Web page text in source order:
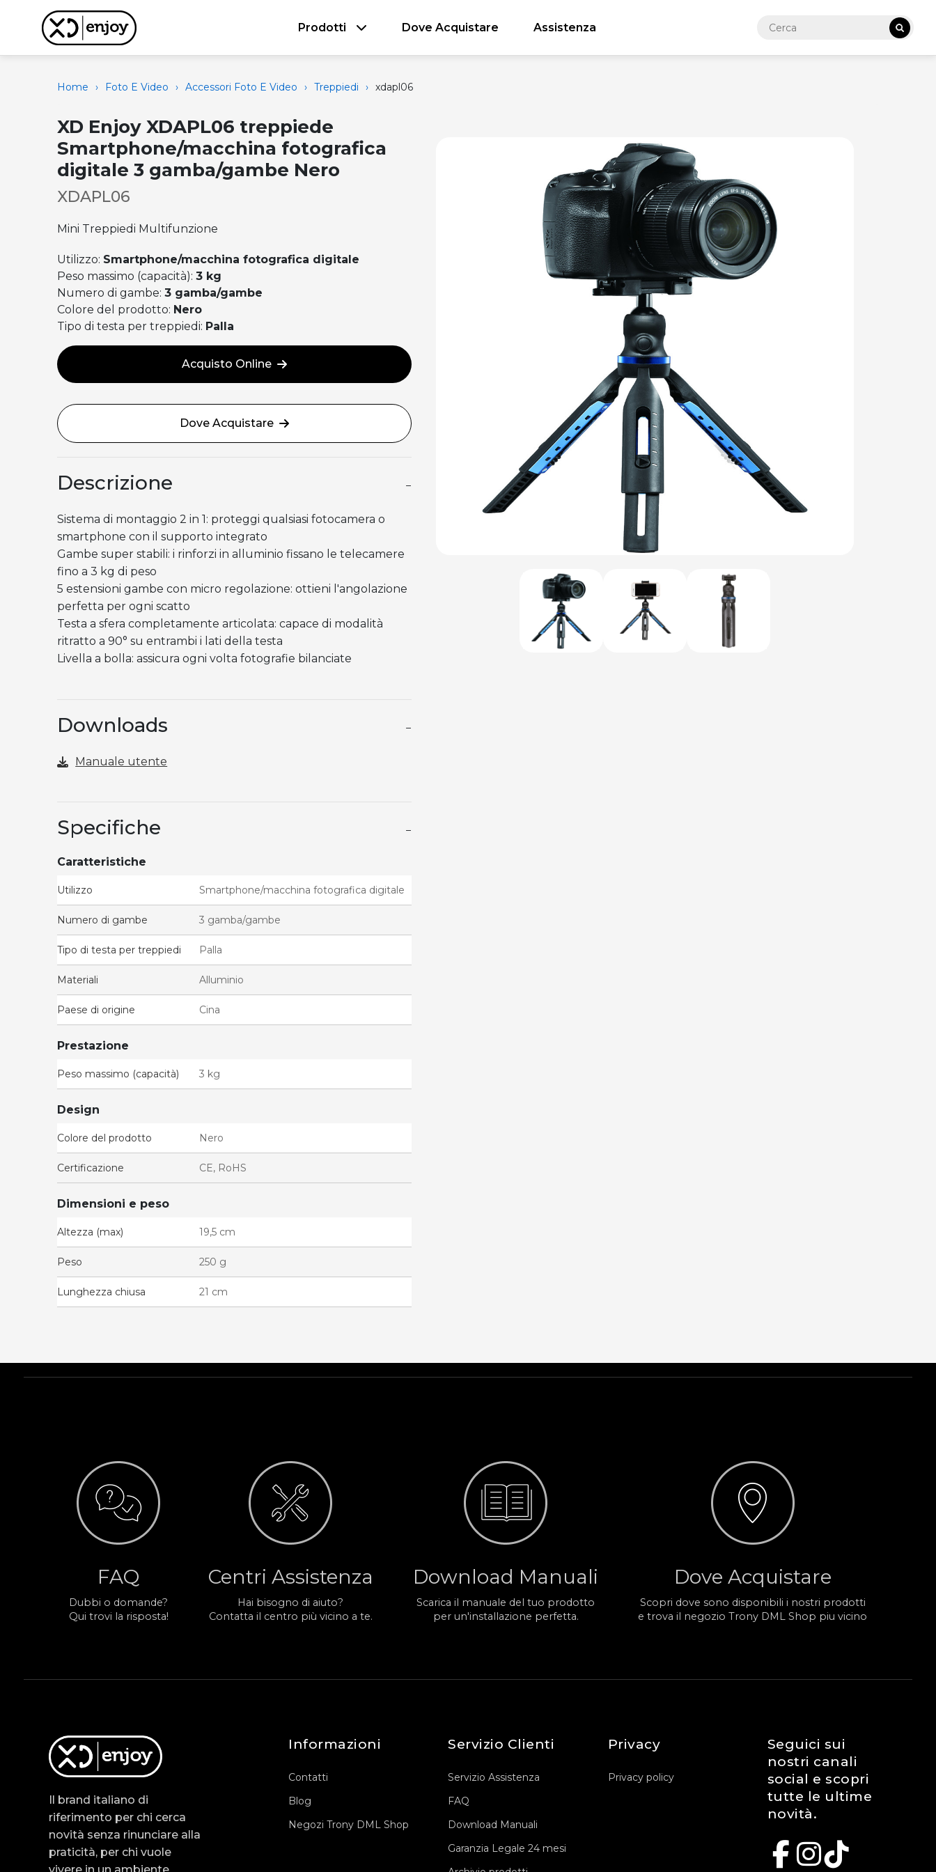
Prodotti Dove Acquistare Assistenza
Home › Foto E Video › Accessori Foto E Video › Treppiedi › xdapl06
XD Enjoy XDAPL06 treppiede
Smartphone/macchina fotografica
digitale 3 gamba/gambe Nero
XDAPL06
Mini Treppiedi Multifunzione
Utilizzo: Smartphone/macchina fotografica digitale
Peso massimo (capacità):3 kg
Numero di gambe:3 gamba/gambe
Colore del prodotto: Nero
Tipo di testa per treppiedi: Palla
Acquisto Online
Dove Acquistare
Descrizione −
Sistema di montaggio 2 in 1: proteggi qualsiasi fotocamera o
smartphone con il supporto integrato
Gambe super stabili: i rinforzi in alluminio fissano le telecamere
fino a 3 kg di peso
5 estensioni gambe con micro regolazione: ottieni l'angolazione
perfetta per ogni scatto
Testa a sfera completamente articolata: capace di modalità
ritratto a 90° su entrambi i lati della testa
Livella a bolla: assicura ogni volta fotografie bilanciate
Downloads −
Manuale utente
Specifiche −
Caratteristiche
Utilizzo Smartphone/macchina fotografica digitale
Numero di gambe 3 gamba/gambe
Tipo di testa per treppiedi Palla
Materiali Alluminio
Paese di origine Cina
Prestazione
Peso massimo (capacità) 3 kg
Design
Colore del prodotto Nero
Certificazione CE, RoHS
Dimensioni e peso
Altezza (max) 19,5 cm
Peso 250 g
Lunghezza chiusa 21 cm
FAQ
Dubbi o domande?
Qui trovi la risposta!
Centri Assistenza
Hai bisogno di aiuto?
Contatta il centro più vicino a te.
Download Manuali
Scarica il manuale del tuo prodotto
per un'installazione perfetta.
Dove Acquistare
Scopri dove sono disponibili i nostri prodotti
e trova il negozio Trony DML Shop piu vicino
Il brand italiano di
riferimento per chi cerca
novità senza rinunciare alla
praticità, per chi vuole
Informazioni
Contatti
Blog
Negozi Trony DML Shop
Servizio Clienti
Servizio Assistenza
FAQ
Download Manuali
Garanzia Legale 24 mesi
Privacy
Privacy policy
Seguici sui
nostri canali
social e scopri
tutte le ultime
novità.